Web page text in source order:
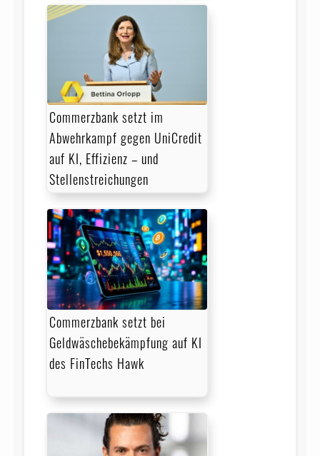
Commerzbank setzt im
Abwehrkampf gegen UniCredit
auf KI, Effizienz – und
Stellenstreichungen
Commerzbank setzt bei
Geldwäschebekämpfung auf KI
des FinTechs Hawk